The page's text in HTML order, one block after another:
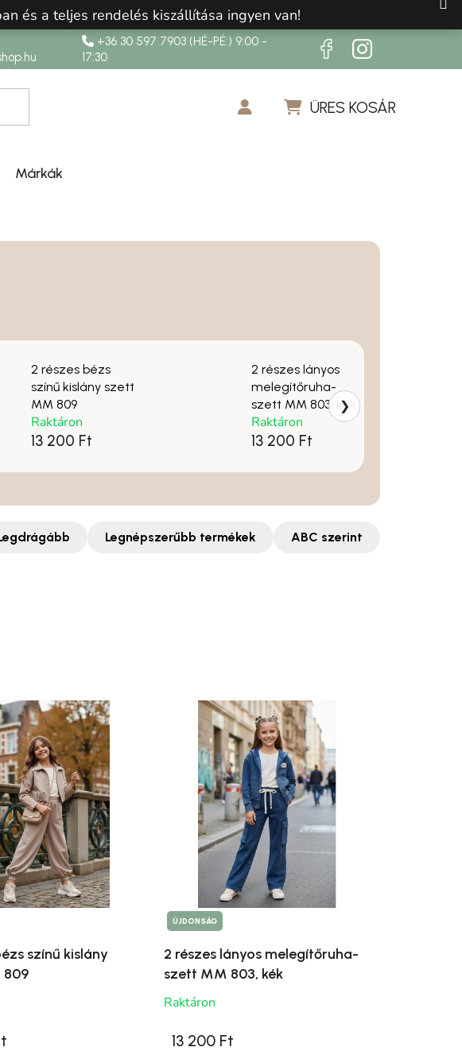
és a teljes rendelés kiszállítása ingyen van!
+36 30 597 7903 (HÉ-PÉ:) 9:00 -
17:30
ÜRES KOSÁR
Márkák
2 részes bézs
színű kislány szett
MM 809
Raktáron
13 200 Ft
2 részes lányos
melegítőruha-
szett MM 803, kék
Raktáron
13 200 Ft
❯
Legnépszerűbb termékek ABC szerint
színű kislány
809
ÚJDONSÁG
2 részes lányos melegítőruha-
szett MM 803, kék
Raktáron
13 200 Ft